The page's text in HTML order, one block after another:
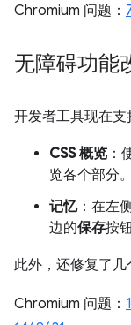
Chromium 问题：
无障碍功能
开发者工具现在支
CSS 概览 ：
览各个部分。
记忆：在左
边的保存按
此外，还修复了几
Chromium 问题：